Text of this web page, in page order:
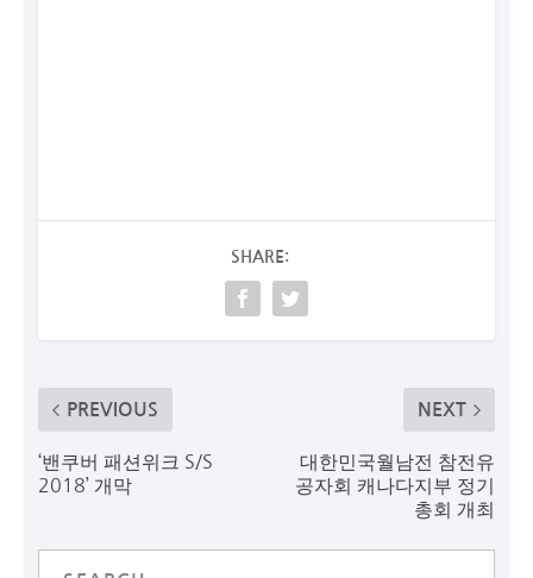
SHARE:
PREVIOUS
‘밴쿠버 패션위크 S/S
2018’ 개막
NEXT
대한민국월남전 참전유
공자회 캐나다지부 정기
총회 개최